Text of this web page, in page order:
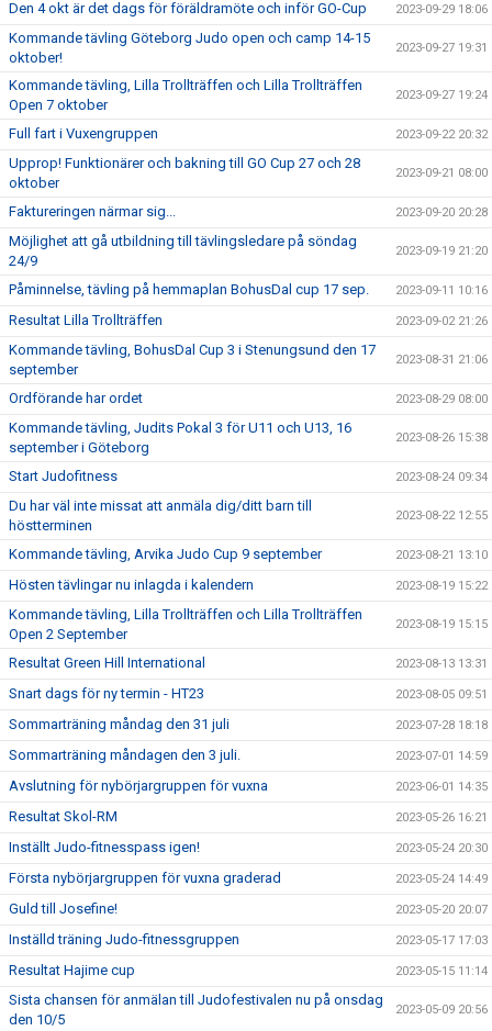
Den 4 okt är det dags för föräldramöte och inför GO-Cup 2023-09-29 18:06
Kommande tävling Göteborg Judo open och camp 14-15
oktober!
2023-09-27 19:31
Kommande tävling, Lilla Trollträffen och Lilla Trollträffen
Open 7 oktober
2023-09-27 19:24
Full fart i Vuxengruppen 2023-09-22 20:32
Upprop! Funktionärer och bakning till GO Cup 27 och 28
oktober
2023-09-21 08:00
Faktureringen närmar sig... 2023-09-20 20:28
Möjlighet att gå utbildning till tävlingsledare på söndag
24/9
2023-09-19 21:20
Påminnelse, tävling på hemmaplan BohusDal cup 17 sep. 2023-09-11 10:16
Resultat Lilla Trollträffen 2023-09-02 21:26
Kommande tävling, BohusDal Cup 3 i Stenungsund den 17
september
2023-08-31 21:06
Ordförande har ordet 2023-08-29 08:00
Kommande tävling, Judits Pokal 3 för U11 och U13, 16
september i Göteborg
2023-08-26 15:38
Start Judofitness 2023-08-24 09:34
Du har väl inte missat att anmäla dig/ditt barn till
höstterminen
2023-08-22 12:55
Kommande tävling, Arvika Judo Cup 9 september 2023-08-21 13:10
Hösten tävlingar nu inlagda i kalendern 2023-08-19 15:22
Kommande tävling, Lilla Trollträffen och Lilla Trollträffen
Open 2 September
2023-08-19 15:15
Resultat Green Hill International 2023-08-13 13:31
Snart dags för ny termin - HT23 2023-08-05 09:51
Sommarträning måndag den 31 juli 2023-07-28 18:18
Sommarträning måndagen den 3 juli. 2023-07-01 14:59
Avslutning för nybörjargruppen för vuxna 2023-06-01 14:35
Resultat Skol-RM 2023-05-26 16:21
Inställt Judo-fitnesspass igen! 2023-05-24 20:30
Första nybörjargruppen för vuxna graderad 2023-05-24 14:49
Guld till Josefine! 2023-05-20 20:07
Inställd träning Judo-fitnessgruppen 2023-05-17 17:03
Resultat Hajime cup 2023-05-15 11:14
Sista chansen för anmälan till Judofestivalen nu på onsdag
den 10/5
2023-05-09 20:56